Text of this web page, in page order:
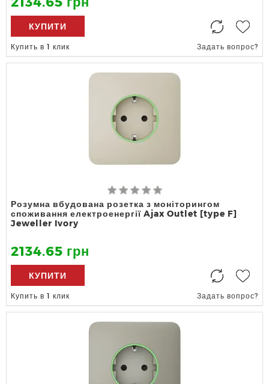
КУПИТИ
Купить в 1 клик Задать вопрос?
Розумна вбудована розетка з моніторингом
споживання електроенергії Ajax Outlet [type F]
Jeweller Ivory
2134.65 грн
КУПИТИ
Купить в 1 клик Задать вопрос?